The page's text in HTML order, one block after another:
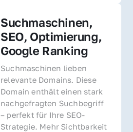
Suchmaschinen,
SEO, Optimierung,
Google Ranking
Suchmaschinen lieben
relevante Domains. Diese
Domain enthält einen stark
nachgefragten Suchbegriff
– perfekt für Ihre SEO-
Strategie. Mehr Sichtbarkeit